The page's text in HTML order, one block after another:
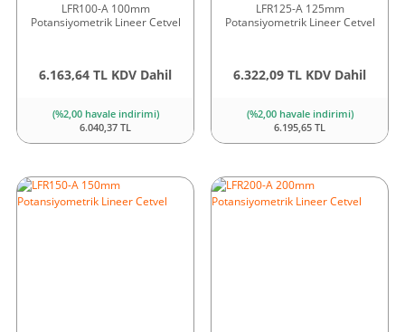
LFR100-A 100mm
Potansiyometrik Lineer Cetvel
6.163,64 TL KDV Dahil
(%2,00 havale indirimi)
6.040,37 TL
LFR125-A 125mm
Potansiyometrik Lineer Cetvel
6.322,09 TL KDV Dahil
(%2,00 havale indirimi)
6.195,65 TL